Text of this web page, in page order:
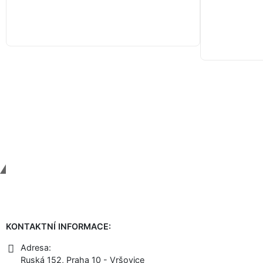
KONTAKTNÍ INFORMACE:
Adresa:
Ruská 152, Praha 10 - Vršovice